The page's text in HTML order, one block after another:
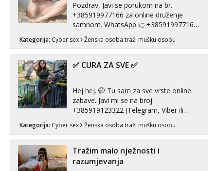
Pozdrav, Javi se porukom na br.
+385919977166 za online druženje
samnom. WhatsApp 👉+385919977166
Telegram 👉@enafriedrichkis Radim
videopozive s licem, solo i s partnerom,
kombinacije halteri, haljine, štikle,
Kategorija: Cyber sex Ženska osoba traži mušku osobu
✅ CURA ZA SVE ✅
Hej hej. 🤭 Tu sam za sve vrste online
zabave. Javi mi se na broj
+385919123322 (Telegram, Viber ili
Whatsapp). 🤙 NE javljaj se na uzivo.
Hvala.
Kategorija: Cyber sex Ženska osoba traži mušku osobu
Tražim malo nježnosti i
razumjevanja